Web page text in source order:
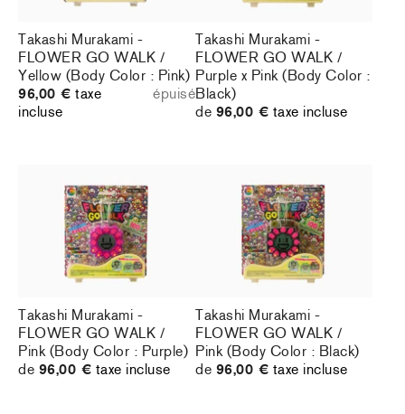
Takashi Murakami -
FLOWER GO WALK /
Yellow (Body Color : Pink)
96,00 € taxe
incluse
épuisé
Takashi Murakami -
FLOWER GO WALK /
Purple x Pink (Body Color :
Black)
de 96,00 € taxe incluse
Takashi Murakami -
FLOWER GO WALK /
Pink (Body Color : Purple)
de 96,00 € taxe incluse
Takashi Murakami -
FLOWER GO WALK /
Pink (Body Color : Black)
de 96,00 € taxe incluse